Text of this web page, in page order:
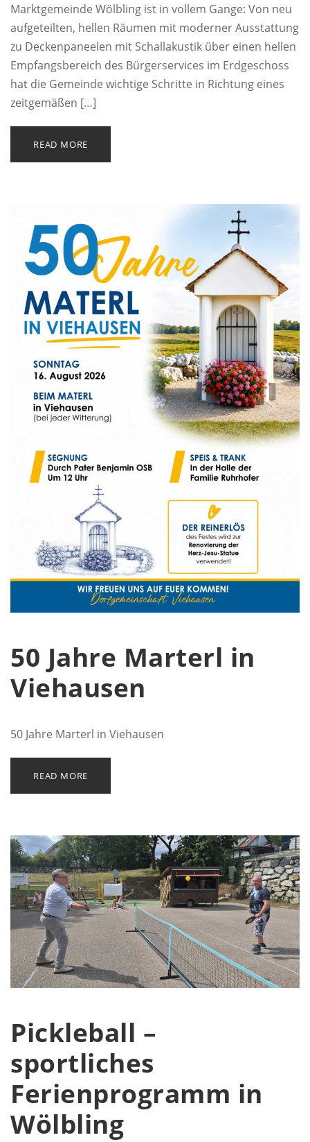
Marktgemeinde Wölbling ist in vollem Gange: Von neu
aufgeteilten, hellen Räumen mit moderner Ausstattung
zu Deckenpaneelen mit Schallakustik über einen hellen
Empfangsbereich des Bürgerservices im Erdgeschoss
hat die Gemeinde wichtige Schritte in Richtung eines
zeitgemäßen […]
READ MORE
50 Jahre Marterl in
Viehausen
50 Jahre Marterl in Viehausen
READ MORE
Pickleball –
sportliches
Ferienprogramm in
Wölbling